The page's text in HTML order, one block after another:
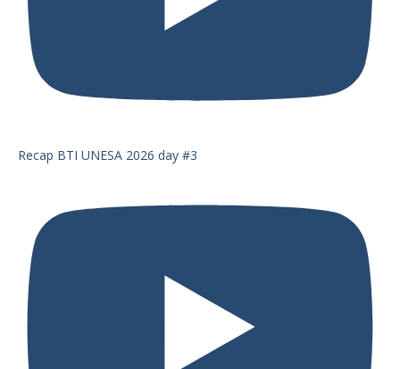
Recap BTI UNESA 2026 day #3